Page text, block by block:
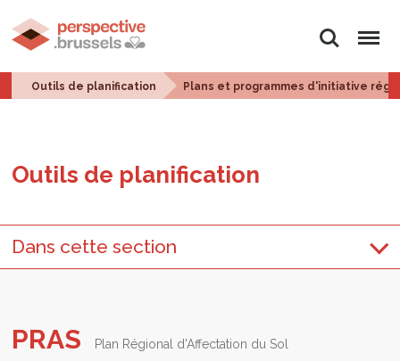
Rechercher
Menu
Outils de planification Plans et programmes d'initiative
Outils de pla­ni­fi­ca­tion
Dans cette section
PRAS Plan Régional d'Affectation du Sol